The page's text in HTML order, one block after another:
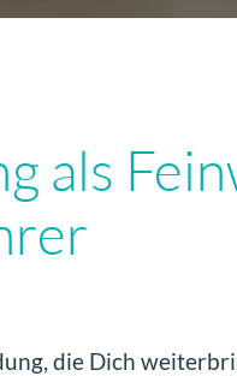
als
die Dich